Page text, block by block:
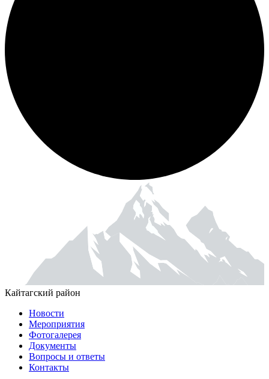
Кайтагский район
Новости
Мероприятия
Фотогалерея
Документы
Вопросы и ответы
Контакты